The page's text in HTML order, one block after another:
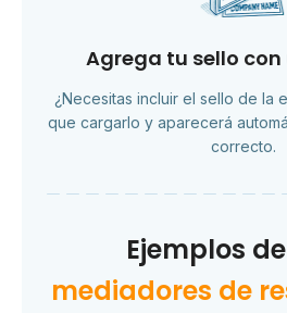
Agrega tu sello con
¿Necesitas incluir el sello de la
que cargarlo y aparecerá
correcto.
Ejemplos
mediadores de